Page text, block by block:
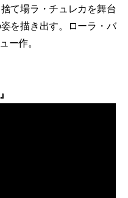
て場ラ・チュレカを舞台
を描き出す。ローラ・バ
ー作。